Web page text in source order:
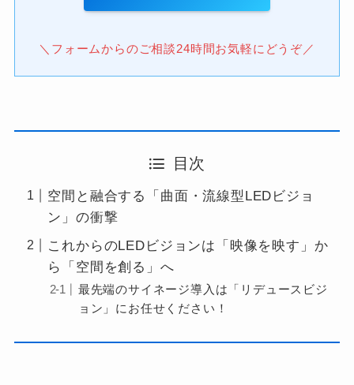
＼フォームからのご相談24時間お気軽にどうぞ／
目次
空間と融合する「曲面・流線型LEDビジョ
ン」の衝撃
これからのLEDビジョンは「映像を映す」か
ら「空間を創る」へ
最先端のサイネージ導入は「リデュースビジ
ョン」にお任せください！